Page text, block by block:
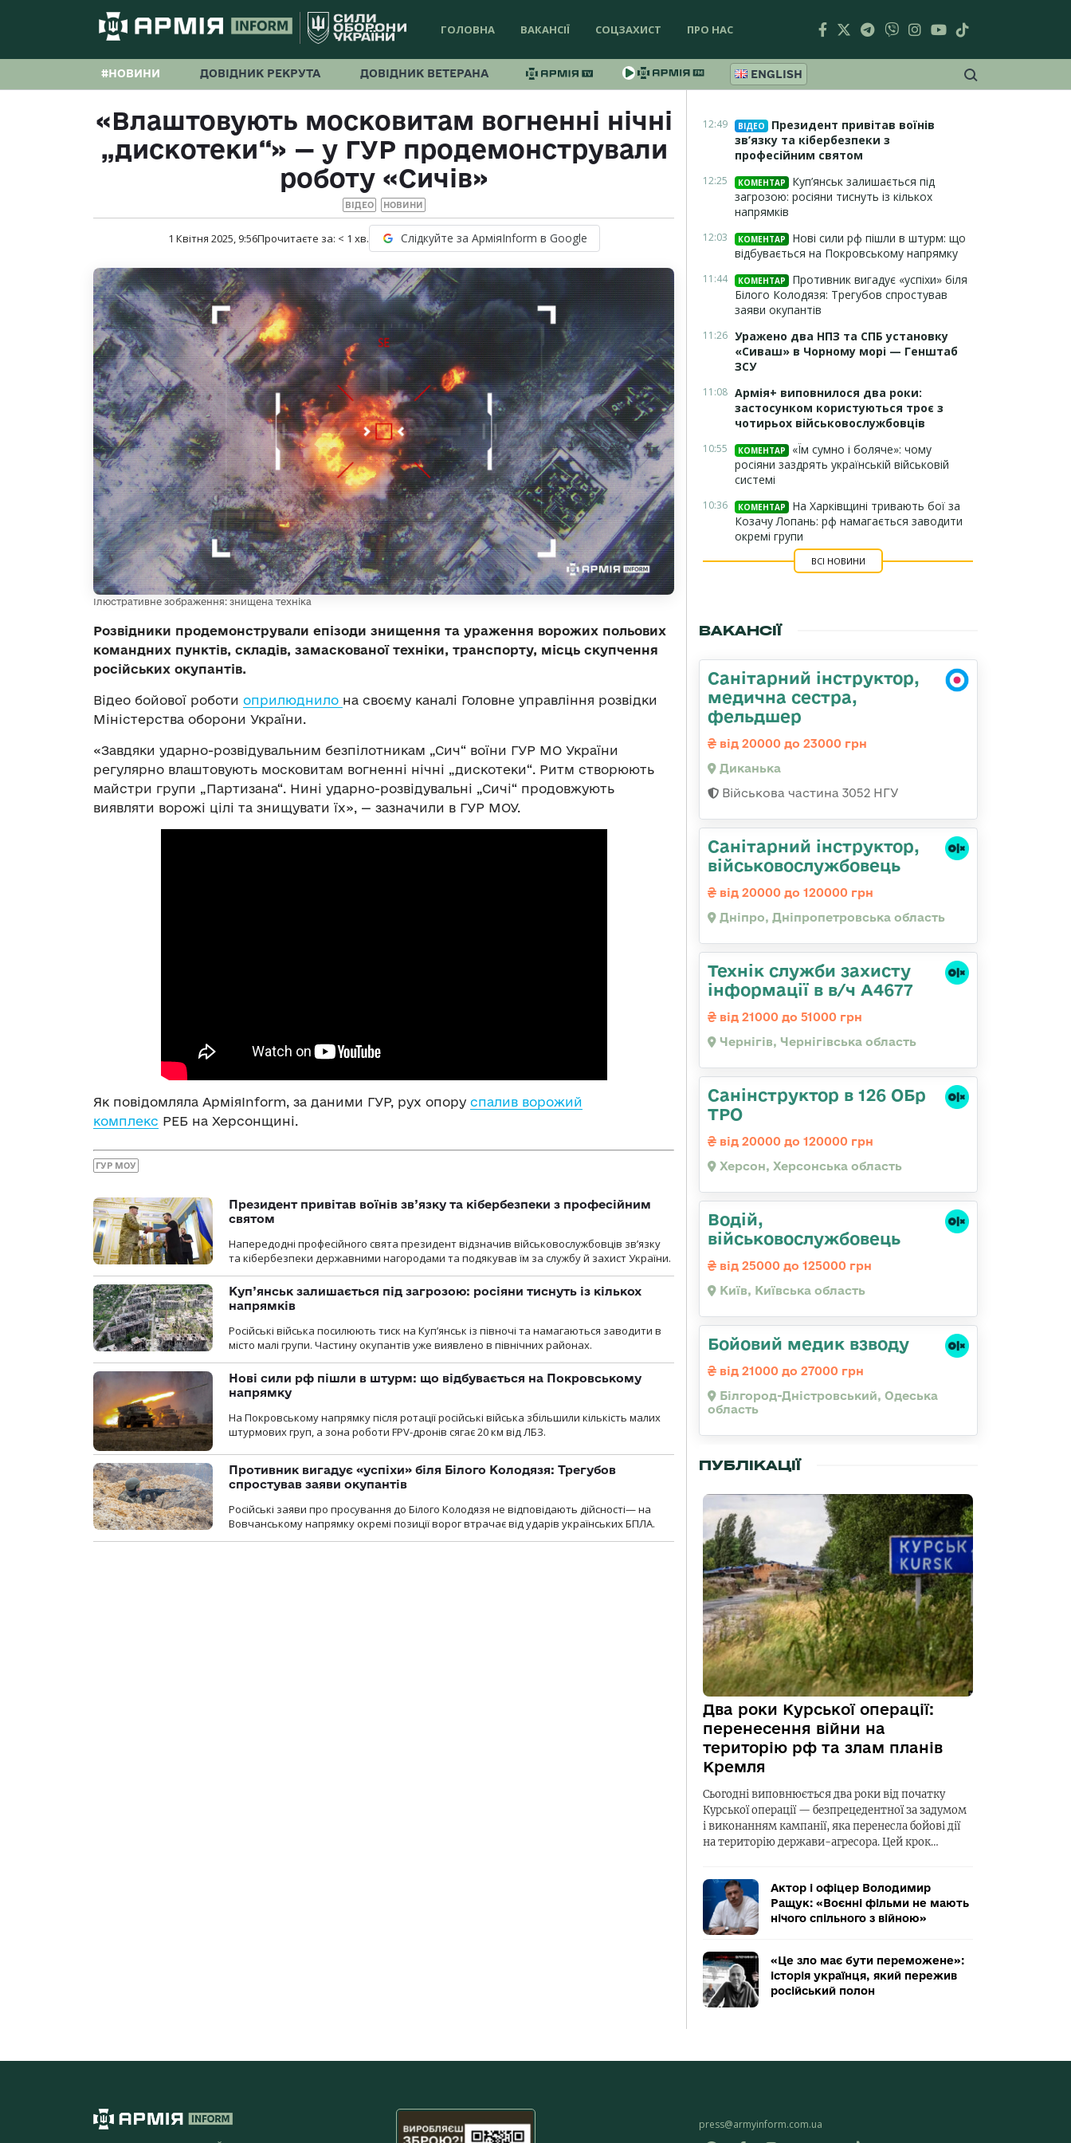
ГОЛОВНА ВАКАНСІЇ СОЦЗАХИСТ ПРО НАС
#НОВИНИ ДОВІДНИК РЕКРУТА ДОВІДНИК ВЕТЕРАНА ENGLISH
«Влаштовують московитам вогненні нічні
„дискотеки“» — у ГУР продемонстрували
роботу «Сичів»
ВІДЕО НОВИНИ
1 Квітня 2025, 9:56Прочитаєте за: < 1 хв. Слідкуйте за АрміяInform в Google
Ілюстративне зображення: знищена техніка
Розвідники продемонстрували епізоди знищення та ураження ворожих польових
командних пунктів, складів, замаскованої техніки, транспорту, місць скупчення
російських окупантів.
Відео бойової роботи оприлюднило на своєму каналі Головне управління розвідки
Міністерства оборони України.
«Завдяки ударно-розвідувальним безпілотникам „Сич“ воїни ГУР МО України
регулярно влаштовують московитам вогненні нічні „дискотеки“. Ритм створюють
майстри групи „Партизана“. Нині ударно-розвідувальні „Сичі“ продовжують
виявляти ворожі цілі та знищувати їх», — зазначили в ГУР МОУ.
Як повідомляла АрміяInform, за даними ГУР, рух опору спалив ворожий
комплекс РЕБ на Херсонщині.
ГУР МОУ
Президент привітав воїнів зв’язку та кібербезпеки з професійним
святом
Напередодні професійного свята президент відзначив військовослужбовців зв’язку
та кібербезпеки державними нагородами та подякував їм за службу й захист України.
Куп’янськ залишається під загрозою: росіяни тиснуть із кількох
напрямків
Російські війська посилюють тиск на Куп’янськ із півночі та намагаються заводити в
місто малі групи. Частину окупантів уже виявлено в північних районах.
Нові сили рф пішли в штурм: що відбувається на Покровському
напрямку
На Покровському напрямку після ротації російські війська збільшили кількість малих
штурмових груп, а зона роботи FPV-дронів сягає 20 км від ЛБЗ.
Противник вигадує «успіхи» біля Білого Колодязя: Трегубов
спростував заяви окупантів
Російські заяви про просування до Білого Колодязя не відповідають дійсності— на
Вовчанському напрямку окремі позиції ворог втрачає від ударів українських БПЛА.
12:49 ВІДЕО
Президент привітав воїнів
зв’язку та кібербезпеки з
професійним святом
12:25 КОМЕНТАР
Куп’янськ залишається під
загрозою: росіяни тиснуть із кількох
напрямків
12:03 КОМЕНТАР
Нові сили рф пішли в штурм: що
відбувається на Покровському напрямку
11:44 КОМЕНТАР
Противник вигадує «успіхи» біля
Білого Колодязя: Трегубов спростував
заяви окупантів
11:26 Уражено два НПЗ та СПБ установку
«Сиваш» в Чорному морі — Генштаб
ЗСУ
11:08 Армія+ виповнилося два роки:
застосунком користуються троє з
чотирьох військовослужбовців
10:55 КОМЕНТАР
«Їм сумно і боляче»: чому
росіяни заздрять українській військовій
системі
10:36 КОМЕНТАР
На Харківщині тривають бої за
Козачу Лопань: рф намагається заводити
окремі групи
ВСІ НОВИНИ
ВАКАНСІЇ
Санітарний інструктор,
медична сестра,
фельдшер
від 20000 до 23000 грн
Диканька
Військова частина 3052 НГУ
Санітарний інструктор,
військовослужбовець
від 20000 до 120000 грн
Дніпро, Дніпропетровська область
Технік служби захисту
інформації в в/ч А4677
від 21000 до 51000 грн
Чернігів, Чернігівська область
Санінструктор в 126 ОБр
ТРО
від 20000 до 120000 грн
Херсон, Херсонська область
Водій,
військовослужбовець
від 25000 до 125000 грн
Київ, Київська область
Бойовий медик взводу
від 21000 до 27000 грн
Білгород-Дністровський, Одеська
область
ПУБЛІКАЦІЇ
Два роки Курської операції:
перенесення війни на
територію рф та злам планів
Кремля
Сьогодні виповнюється два роки від початку
Курської операції — безпрецедентної за задумом
і виконанням кампанії, яка перенесла бойові дії
на територію держави-агресора. Цей крок…
Актор і офіцер Володимир
Ращук: «Воєнні фільми не мають
нічого спільного з війною»
«Це зло має бути переможене»:
історія українця, який пережив
російський полон
press@armyinform.com.ua